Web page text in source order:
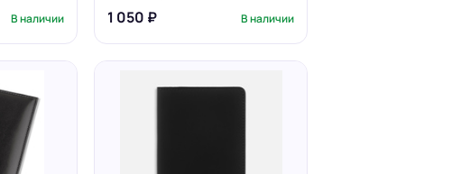
В наличии
черная
1 050 ₽ В наличии